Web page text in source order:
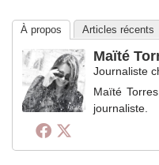
À propos Articles récents
Maïté
Journaliste
Maïté
journaliste.